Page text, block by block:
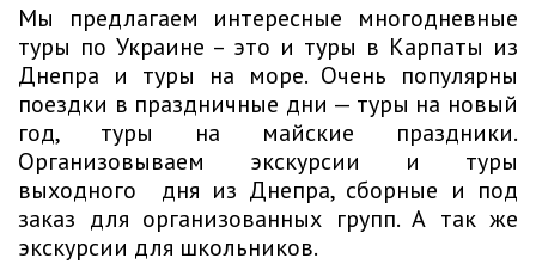
Мы предлагаем интересные многодневные
туры по Украине – это и туры в Карпаты из
Днепра и туры на море. Очень популярны
поездки в праздничные дни — туры на новый
год, туры на майские праздники.
Организовываем экскурсии и туры
выходного дня из Днепра, сборные и под
заказ для организованных групп. А так же
экскурсии для школьников.